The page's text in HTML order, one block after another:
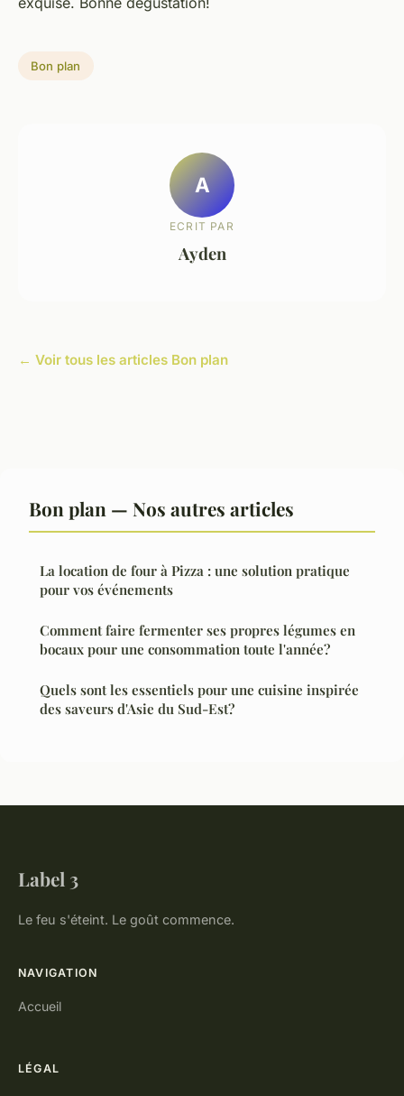
Bon plan
A
ECRIT PAR
Ayden
← Voir tous les articles Bon plan
Bon plan — Nos autres articles
La location de four à Pizza : une solution pratique
pour vos événements
Comment faire fermenter ses propres légumes en
bocaux pour une consommation toute l'année?
Quels sont les essentiels pour une cuisine inspirée
des saveurs d'Asie du Sud-Est?
Label 3
Le feu s'éteint. Le goût commence.
NAVIGATION
Accueil
LÉGAL